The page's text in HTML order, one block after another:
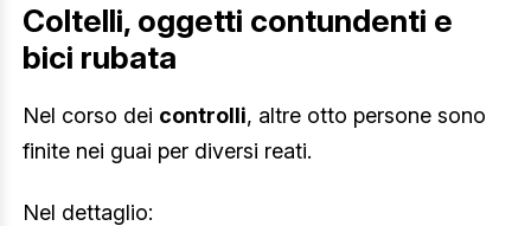
Coltelli, oggetti contundenti e
bici rubata
Nel corso dei controlli, altre otto persone sono
finite nei guai per diversi reati.
Nel dettaglio: